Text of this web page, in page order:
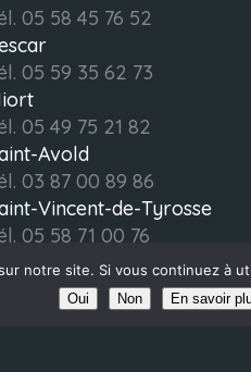
05 58 45 76 52
05 59 35 62 73
05 49 75 21 82
Avold
03 87 00 89 86
Vincent-de-Tyrosse
05 58 71 00 76
Jean-de-Luz
05 54 06 01 70
notre site. Si vous continuez à
Oui Non En savoir